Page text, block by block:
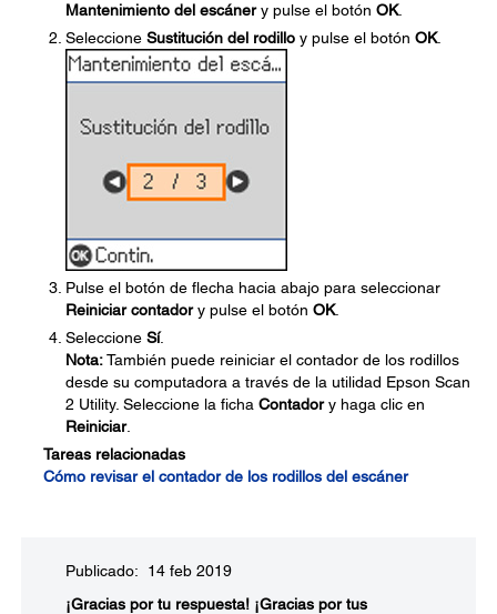
Mantenimiento del escánery pulse el botón OK.
Seleccione Sustitución del rodillo y pulse el botón OK.
Pulse el botón de flecha hacia abajo para seleccionar
Reiniciar contadory pulse el botón OK.
Seleccione Sí.
Nota:También puede reiniciar el contador de los rodillos
desde su computadora a través de la utilidad Epson Scan
2 Utility. Seleccione la ficha Contadory haga clic en
Reiniciar.
Tareas relacionadas
Cómo revisar el contador de los rodillos del escáner
Publicado: 14 feb 2019
¡Gracias por tu respuesta! ¡Gracias por tus